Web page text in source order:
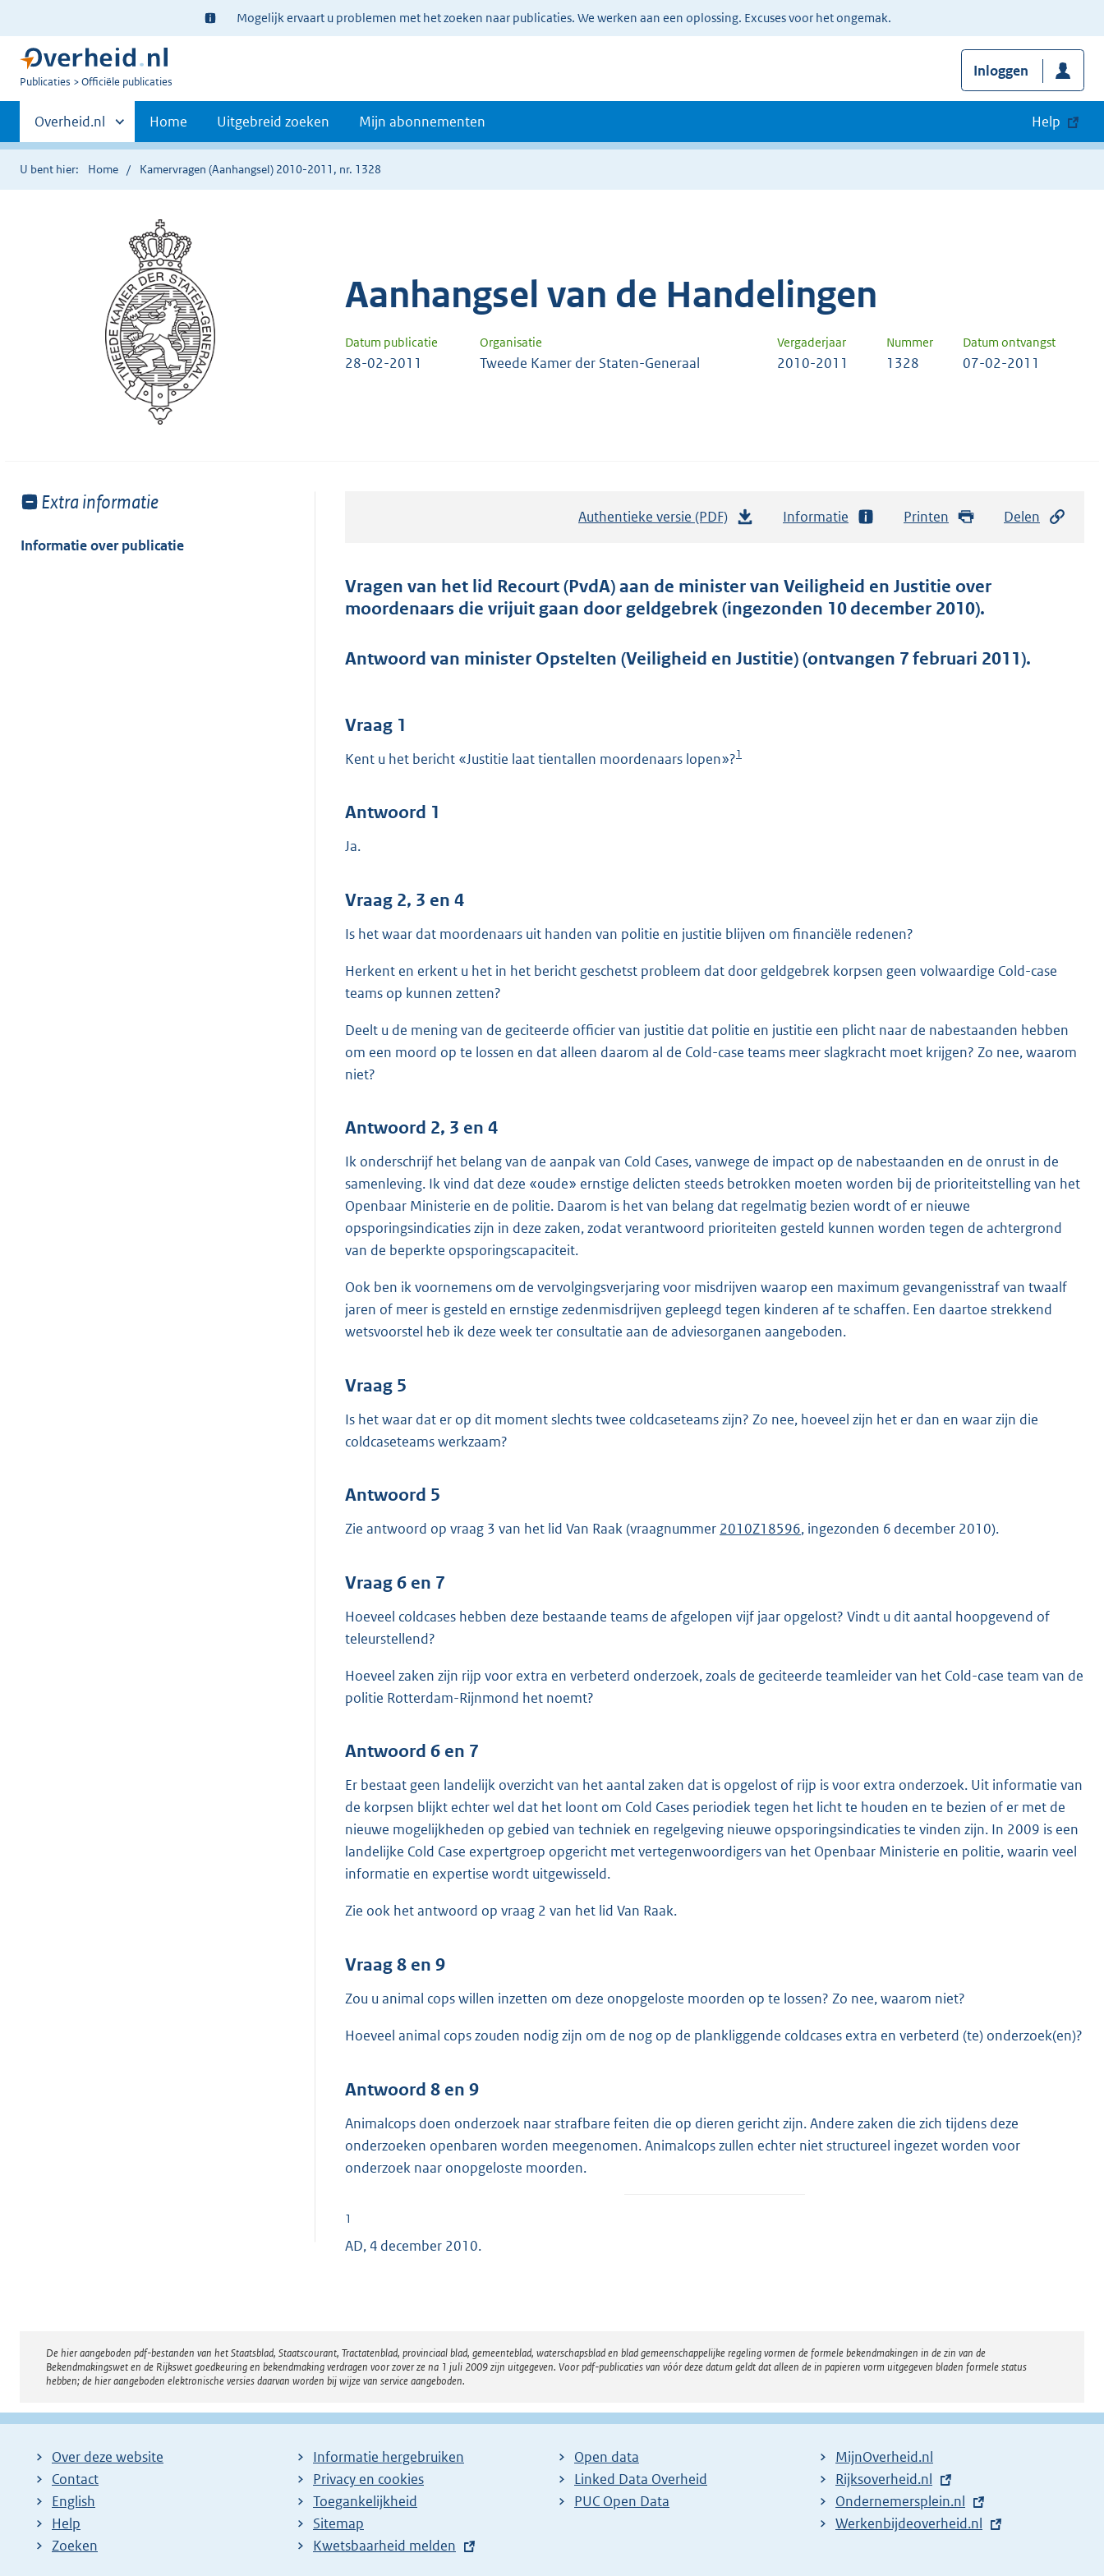
Ter
informatie:
Mogelijk ervaart u problemen met het zoeken naar publicaties. We werken aan een oplossing. Excuses voor het ongemak.
U
Publicaties Officiële publicaties
Inloggen
Primaire
navigatie
Andere
sites
binnen
Overheid.nl Home Uitgebreid zoeken Mijn abonnementen Help
U bent hier: Home Kamervragen (Aanhangsel) 2010-2011, nr. 1328
Aanhangsel van de Handelingen
Datum publicatie Organisatie Vergaderjaar Nummer Datum ontvangst
28-02-2011 Tweede Kamer der Staten-Generaal 2010-2011 1328 07-02-2011
Toon
van:
Extra informatie
Informatie over publicatie
Authentieke versie (PDF)
t
a
o
b
Informatie Printen Delen
Vragen van het lid Recourt (PvdA) aan de minister van Veiligheid en Justitie over
moordenaars die vrijuit gaan door geldgebrek (ingezonden 10 december 2010).
Antwoord van minister Opstelten (Veiligheid en Justitie) (ontvangen 7 februari 2011).
Vraag 1
Kent u het bericht «Justitie laat tientallen moordenaars lopen»?1
Antwoord 1
Ja.
Vraag 2, 3 en 4
Is het waar dat moordenaars uit handen van politie en justitie blijven om financiële redenen?
Herkent en erkent u het in het bericht geschetst probleem dat door geldgebrek korpsen geen volwaardige Cold-case
teams op kunnen zetten?
Deelt u de mening van de geciteerde officier van justitie dat politie en justitie een plicht naar de nabestaanden hebben
om een moord op te lossen en dat alleen daarom al de Cold-case teams meer slagkracht moet krijgen? Zo nee, waarom
niet?
Antwoord 2, 3 en 4
Ik onderschrijf het belang van de aanpak van Cold Cases, vanwege de impact op de nabestaanden en de onrust in de
samenleving. Ik vind dat deze «oude» ernstige delicten steeds betrokken moeten worden bij de prioriteitstelling van het
Openbaar Ministerie en de politie. Daarom is het van belang dat regelmatig bezien wordt of er nieuwe
opsporingsindicaties zijn in deze zaken, zodat verantwoord prioriteiten gesteld kunnen worden tegen de achtergrond
van de beperkte opsporingscapaciteit.
Ook ben ik voornemens om de vervolgingsverjaring voor misdrijven waarop een maximum gevangenisstraf van twaalf
jaren of meer is gesteld en ernstige zedenmisdrijven gepleegd tegen kinderen af te schaffen. Een daartoe strekkend
wetsvoorstel heb ik deze week ter consultatie aan de adviesorganen aangeboden.
Vraag 5
Is het waar dat er op dit moment slechts twee coldcaseteams zijn? Zo nee, hoeveel zijn het er dan en waar zijn die
coldcaseteams werkzaam?
Antwoord 5
Zie antwoord op vraag 3 van het lid Van Raak (vraagnummer 2010Z18596, ingezonden 6 december 2010).
Vraag 6 en 7
Hoeveel coldcases hebben deze bestaande teams de afgelopen vijf jaar opgelost? Vindt u dit aantal hoopgevend of
teleurstellend?
Hoeveel zaken zijn rijp voor extra en verbeterd onderzoek, zoals de geciteerde teamleider van het Cold-case team van de
politie Rotterdam-Rijnmond het noemt?
Antwoord 6 en 7
Er bestaat geen landelijk overzicht van het aantal zaken dat is opgelost of rijp is voor extra onderzoek. Uit informatie van
de korpsen blijkt echter wel dat het loont om Cold Cases periodiek tegen het licht te houden en te bezien of er met de
nieuwe mogelijkheden op gebied van techniek en regelgeving nieuwe opsporingsindicaties te vinden zijn. In 2009 is een
landelijke Cold Case expertgroep opgericht met vertegenwoordigers van het Openbaar Ministerie en politie, waarin veel
informatie en expertise wordt uitgewisseld.
Zie ook het antwoord op vraag 2 van het lid Van Raak.
Vraag 8 en 9
Zou u animal cops willen inzetten om deze onopgeloste moorden op te lossen? Zo nee, waarom niet?
Hoeveel animal cops zouden nodig zijn om de nog op de plankliggende coldcases extra en verbeterd (te) onderzoek(en)?
Antwoord 8 en 9
Animalcops doen onderzoek naar strafbare feiten die op dieren gericht zijn. Andere zaken die zich tijdens deze
onderzoeken openbaren worden meegenomen. Animalcops zullen echter niet structureel ingezet worden voor
onderzoek naar onopgeloste moorden.
1
AD, 4 december 2010.
Disclaimer
De hier aangeboden pdf-bestanden van het Staatsblad, Staatscourant, Tractatenblad, provinciaal blad, gemeenteblad, waterschapsblad en blad gemeenschappelijke regeling vormen de formele bekendmakingen in de zin van de
Bekendmakingswet en de Rijkswet goedkeuring en bekendmaking verdragen voor zover ze na 1 juli 2009 zijn uitgegeven. Voor pdf-publicaties van vóór deze datum geldt dat alleen de in papieren vorm uitgegeven bladen formele status
hebben; de hier aangeboden elektronische versies daarvan worden bij wijze van service aangeboden.
Over deze website
Contact
English
Help
Zoeken
Informatie hergebruiken
Privacy en cookies
Toegankelijkheid
Sitemap
E
Kwetsbaarheid melden
Open data
Linked Data Overheid
PUC Open Data
MijnOverheid.nl
E
x
t
Rijksoverheid.nl
E
x
Ondernemersplein.nl
E
Werkenbijdeoverheid.nl